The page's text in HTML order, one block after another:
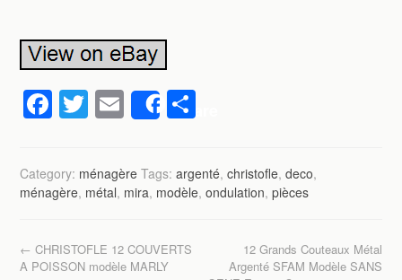
F
a
c
e
o
T
wi
tt
er
E
m
ail
Share
ta
g
Category: ménagère Tags:argenté,christofle,deco,
ménagère, métal, mira, modèle,ondulation,pièces
Post navigation
← CHRISTOFLE 12 COUVERTS
A POISSON modèle MARLY
12 Grands Couteaux Métal
Argenté SFAM Modèle SANS